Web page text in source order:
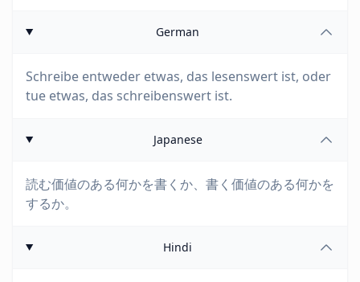
German
Schreibe entweder etwas, das lesenswert ist, oder
tue etwas, das schreibenswert ist.
Japanese
読む価値のある何かを書くか、書く価値のある何かを
するか。
Hindi